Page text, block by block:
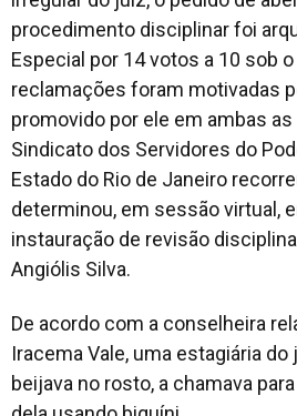
procedimento disciplinar foi
Especial por 14 votos a 10 sob
reclamações foram motivadas
promovido por ele em ambas
Sindicato dos Servidores do
Estado do Rio de Janeiro
determinou, em sessão virtual,
instauração de revisão
Angiólis Silva.
De acordo com a conselheira
Iracema Vale, uma estagiária
beijava no rosto, a chamava